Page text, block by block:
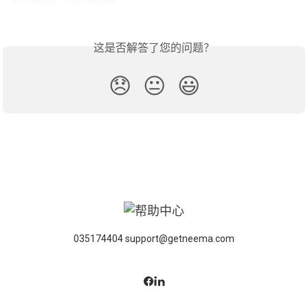
这是否解答了您的问题？
😞 😐 😃
035174404 support@getneema.com